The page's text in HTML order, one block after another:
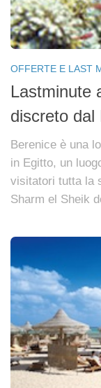
OFFERTE E LAST
Lastminute
discreto dal
Berenice è una
in Egitto, un
visitatori tutta la
Sharm el Sheik